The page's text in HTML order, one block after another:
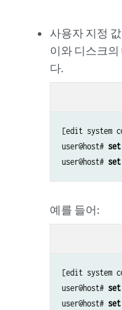
사용자 지정
이와 디스크
다.
[edit system
user@host#
user@host#
예를 들어:
[edit system
user@host#
user@host# set